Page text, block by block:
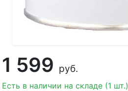
1 599 руб.
Есть в наличии на складе (1 шт.)